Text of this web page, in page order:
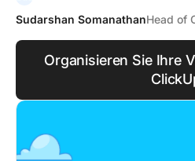
Sudarshan SomanathanHead of
Organisieren Sie Ihre